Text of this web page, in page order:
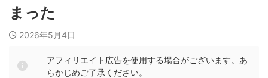
まった
2026年5月4日
アフィリエイト広告を使用する場合がございます。あ
らかじめご了承ください。